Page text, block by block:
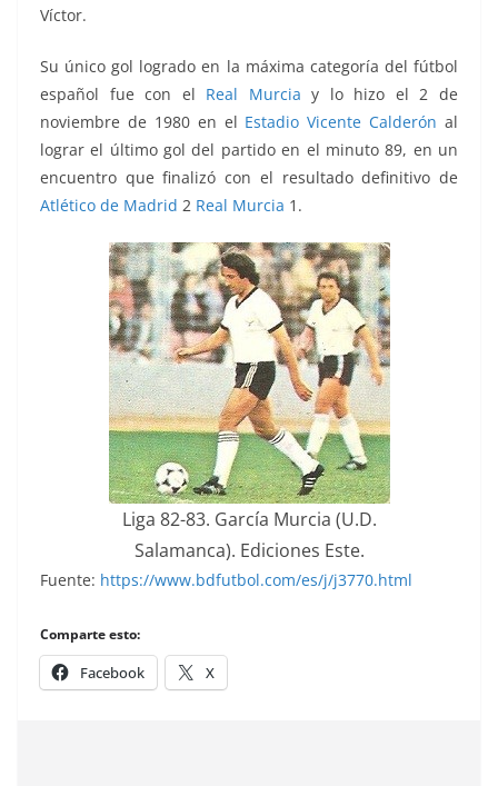
Víctor.
Su único gol logrado en la máxima categoría del fútbol
español fue con el Real Murcia y lo hizo el 2 de
noviembre de 1980 en el Estadio Vicente Calderón al
lograr el último gol del partido en el minuto 89, en un
encuentro que finalizó con el resultado definitivo de
Atlético de Madrid 2 Real Murcia 1.
Liga 82-83. García Murcia (U.D.
Salamanca). Ediciones Este.
Fuente: https://www.bdfutbol.com/es/j/j3770.html
Comparte esto:
Facebook X